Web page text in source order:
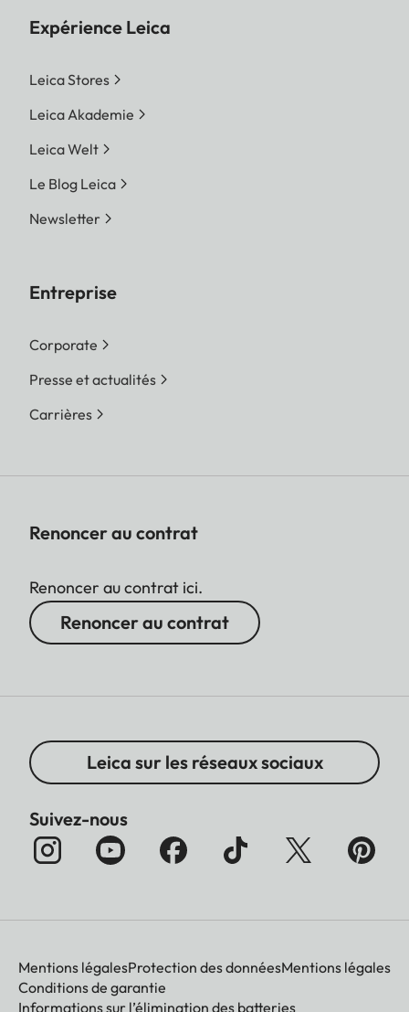
Expérience Leica
Leica Stores
Leica Akademie
Leica Welt
Le Blog Leica
Newsletter
Entreprise
Corporate
Presse et actualités
Carrières
Renoncer au contrat
Renoncer au contrat ici.
Renoncer au contrat
Leica sur les réseaux sociaux
Suivez-nous
Mentions légalesProtection des donnéesMentions légales
Conditions de garantie
Informations sur l’élimination des batteries